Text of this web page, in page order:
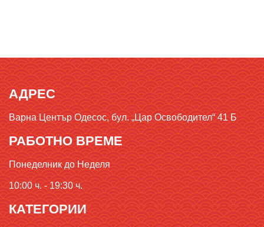
АДРЕС
Варна Център Одесос, бул. „Цар Освободител“ 41 Б
РАБОТНО ВРЕМЕ
Понеделник до Неделя
10:00 ч. - 19:30 ч.
КАТЕГОРИИ